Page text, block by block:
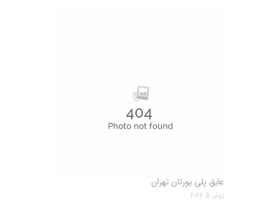
عایق پلی یورتان تهران
ژوئن 5, 2026